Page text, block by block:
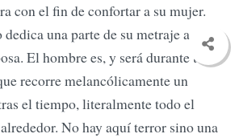
con el fin de confortar a su mujer.
una parte de su metraje a esa
El hombre es, y será durante todo
recorre melancólicamente un
el tiempo, literalmente todo el
No hay aquí terror sino una